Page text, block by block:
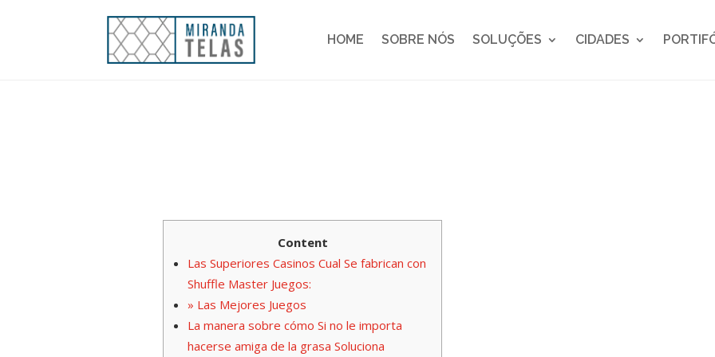
HOME SOBRE NÓS SOLUÇÕES CIDADES
Content
Las Superiores Casinos Cual Se fabrican con
Shuffle Master Juegos:
» Las Mejores Juegos
La manera sobre cómo Si no le importa
hacerse amiga de la grasa Soluciona